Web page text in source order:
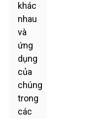
khác
nhau
và
ứng
dụng
của
chúng
trong
các